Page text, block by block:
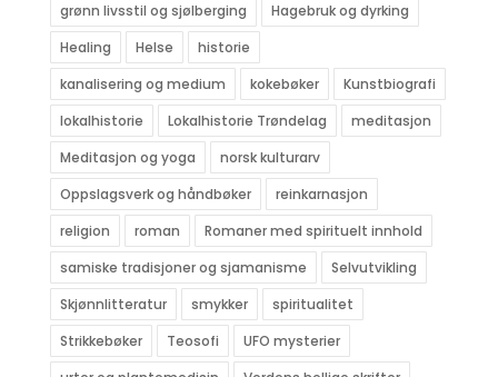
grønn livsstil og sjølberging
Hagebruk og dyrking
Healing
Helse
historie
kanalisering og medium
kokebøker
Kunstbiografi
lokalhistorie
Lokalhistorie Trøndelag
meditasjon
Meditasjon og yoga
norsk kulturarv
Oppslagsverk og håndbøker
reinkarnasjon
religion
roman
Romaner med spirituelt innhold
samiske tradisjoner og sjamanisme
Selvutvikling
Skjønnlitteratur
smykker
spiritualitet
Strikkebøker
Teosofi
UFO mysterier